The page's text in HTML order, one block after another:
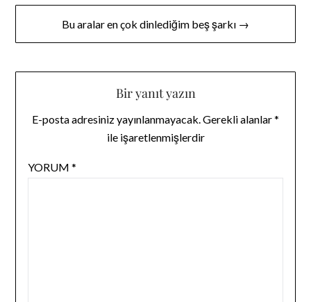
Bu aralar en çok dinlediğim beş şarkı →
Bir yanıt yazın
E-posta adresiniz yayınlanmayacak.Gerekli alanlar*
ile işaretlenmişlerdir
YORUM *